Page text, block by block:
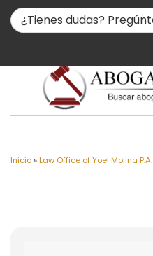
Inicio»Law Office of Yoel Molina P.A.